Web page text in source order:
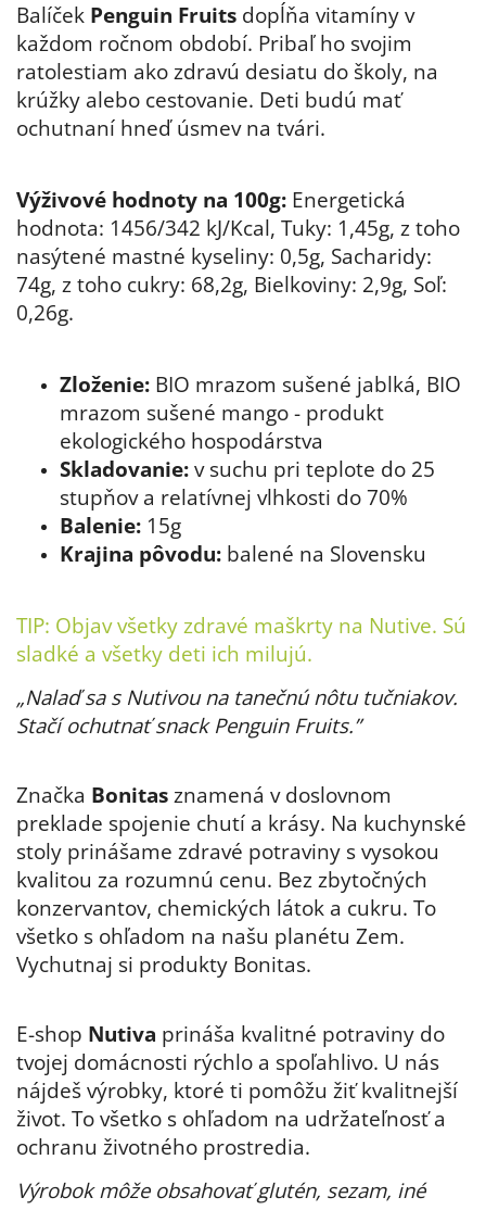
Balíček Penguin Fruits dopĺňa vitamíny v
každom ročnom období. Pribaľ ho svojim
ratolestiam ako zdravú desiatu do školy, na
krúžky alebo cestovanie. Deti budú mať
ochutnaní hneď úsmev na tvári.
Výživové hodnoty na 100g: Energetická
hodnota: 1456/342 kJ/Kcal, Tuky: 1,45g, z toho
nasýtené mastné kyseliny: 0,5g, Sacharidy:
74g, z toho cukry: 68,2g, Bielkoviny: 2,9g, Soľ:
0,26g.
Zloženie: BIO mrazom sušené jablká, BIO
mrazom sušené mango - produkt
ekologického hospodárstva
Skladovanie: v suchu pri teplote do 25
stupňov a relatívnej vlhkosti do 70%
Balenie: 15g
Krajina pôvodu: balené na Slovensku
TIP: Objav všetky zdravé maškrty na Nutive. Sú
sladké a všetky deti ich milujú.
„Nalaď sa s Nutivou na tanečnú nôtu tučniakov.
Stačí ochutnať snack Penguin Fruits.”
Značka Bonitas znamená v doslovnom
preklade spojenie chutí a krásy. Na kuchynské
stoly prinášame zdravé potraviny s vysokou
kvalitou za rozumnú cenu. Bez zbytočných
konzervantov, chemických látok a cukru. To
všetko s ohľadom na našu planétu Zem.
Vychutnaj si produkty Bonitas.
E-shop Nutiva prináša kvalitné potraviny do
tvojej domácnosti rýchlo a spoľahlivo. U nás
nájdeš výrobky, ktoré ti pomôžu žiť kvalitnejší
život. To všetko s ohľadom na udržateľnosť a
ochranu životného prostredia.
Výrobok môže obsahovať glutén, sezam, iné